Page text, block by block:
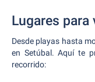
Lugares para
Desde playas hasta
en Setúbal. Aquí te
recorrido: